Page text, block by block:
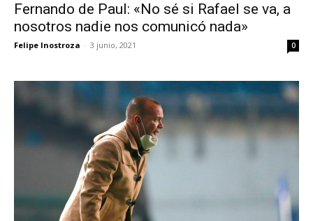
Fernando de Paul: «No sé si Rafael se va, a
nosotros nadie nos comunicó nada»
Felipe Inostroza - 3 junio, 2021 0